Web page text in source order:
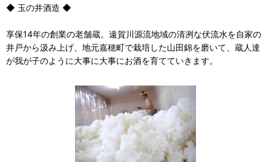
◆ 玉の井酒造 ◆
享保14年の創業の老舗蔵。遠賀川源流地域の清冽な伏流水を自家の
井戸から汲み上げ、地元嘉穂町で栽培した山田錦を磨いて、蔵人達
が我が子のように大事に大事にお酒を育てていきます。